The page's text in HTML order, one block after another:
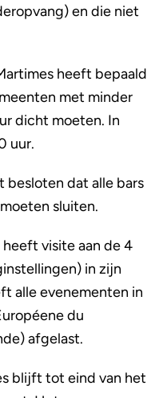
en die niet
heeft bepaald
met minder
dicht moeten. In
uur.
besloten dat alle bars
sluiten.
visite aan de 4
in zijn
alle evenementen in
du
afgelast.
blijft tot eind van het